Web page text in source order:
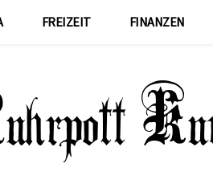
FREIZEIT FINANZEN